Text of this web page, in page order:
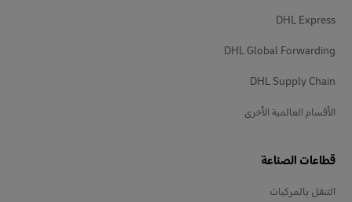
DHL Express
DHL Global Forwarding
DHL Supply Chain
الأقسام العالمية الأخرى
قطاعات الصناعة
التنقل بالمركبات